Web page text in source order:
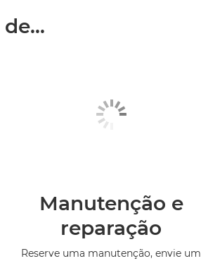
Manutenção e
reparação
Reserve uma manutenção, envie um